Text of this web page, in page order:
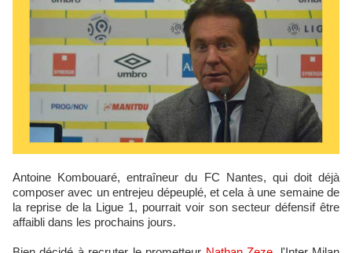
Antoine Kombouaré, entraîneur du FC Nantes, qui doit déjà
composer avec un entrejeu dépeuplé, et cela à une semaine de
la reprise de la Ligue 1, pourrait voir son secteur défensif être
affaibli dans les prochains jours.